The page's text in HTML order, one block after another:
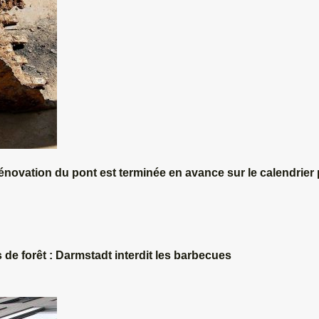
du pont est terminée en avance sur le calendrier
forêt : Darmstadt interdit les barbecues